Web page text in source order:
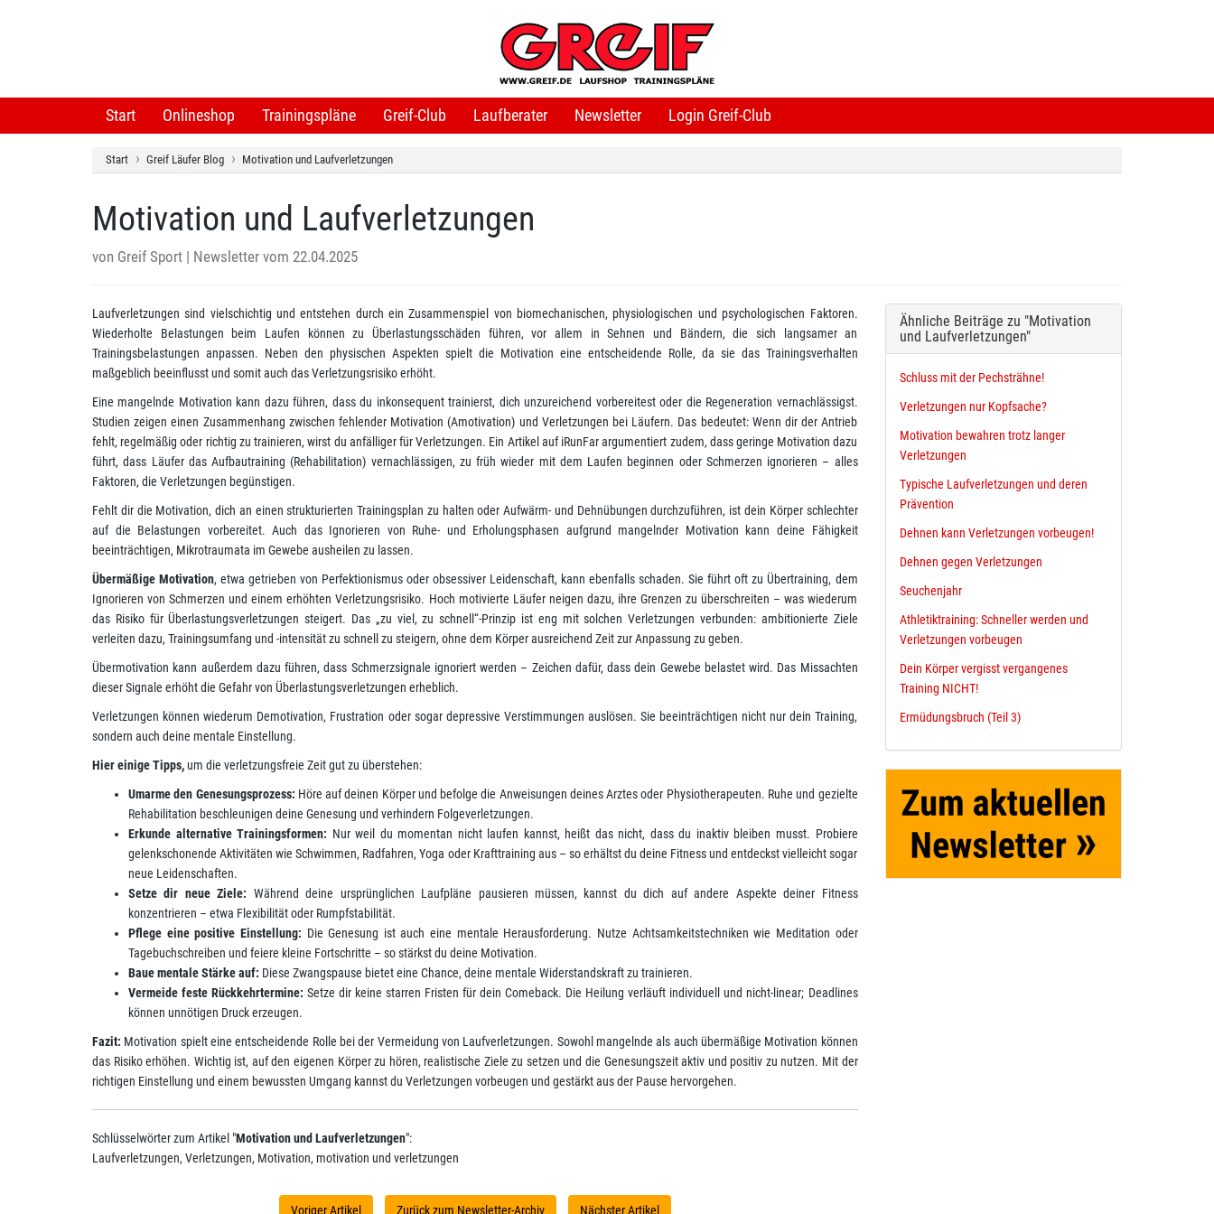
Start Onlineshop Trainingspläne Greif-Club Laufberater Newsletter Login Greif-Club
Start Greif Läufer Blog Motivation und Laufverletzungen
Motivation und Laufverletzungen
von Greif Sport | Newsletter vom 22.04.2025
Laufverletzungen sind vielschichtig und entstehen durch ein Zusammenspiel von biomechanischen, physiologischen und psychologischen Faktoren.
Wiederholte Belastungen beim Laufen können zu Überlastungsschäden führen, vor allem in Sehnen und Bändern, die sich langsamer an
Trainingsbelastungen anpassen. Neben den physischen Aspekten spielt die Motivation eine entscheidende Rolle, da sie das Trainingsverhalten
maßgeblich beeinflusst und somit auch das Verletzungsrisiko erhöht.
Eine mangelnde Motivation kann dazu führen, dass du inkonsequent trainierst, dich unzureichend vorbereitest oder die Regeneration vernachlässigst.
Studien zeigen einen Zusammenhang zwischen fehlender Motivation (Amotivation) und Verletzungen bei Läufern. Das bedeutet: Wenn dir der Antrieb
fehlt, regelmäßig oder richtig zu trainieren, wirst du anfälliger für Verletzungen. Ein Artikel auf iRunFar argumentiert zudem, dass geringe Motivation dazu
führt, dass Läufer das Aufbautraining (Rehabilitation) vernachlässigen, zu früh wieder mit dem Laufen beginnen oder Schmerzen ignorieren – alles
Faktoren, die Verletzungen begünstigen.
Fehlt dir die Motivation, dich an einen strukturierten Trainingsplan zu halten oder Aufwärm- und Dehnübungen durchzuführen, ist dein Körper schlechter
auf die Belastungen vorbereitet. Auch das Ignorieren von Ruhe- und Erholungsphasen aufgrund mangelnder Motivation kann deine Fähigkeit
beeinträchtigen, Mikrotraumata im Gewebe ausheilen zu lassen.
Übermäßige Motivation, etwa getrieben von Perfektionismus oder obsessiver Leidenschaft, kann ebenfalls schaden. Sie führt oft zu Übertraining, dem
Ignorieren von Schmerzen und einem erhöhten Verletzungsrisiko. Hoch motivierte Läufer neigen dazu, ihre Grenzen zu überschreiten – was wiederum
das Risiko für Überlastungsverletzungen steigert. Das „zu viel, zu schnell“-Prinzip ist eng mit solchen Verletzungen verbunden: ambitionierte Ziele
verleiten dazu, Trainingsumfang und -intensität zu schnell zu steigern, ohne dem Körper ausreichend Zeit zur Anpassung zu geben.
Übermotivation kann außerdem dazu führen, dass Schmerzsignale ignoriert werden – Zeichen dafür, dass dein Gewebe belastet wird. Das Missachten
dieser Signale erhöht die Gefahr von Überlastungsverletzungen erheblich.
Verletzungen können wiederum Demotivation, Frustration oder sogar depressive Verstimmungen auslösen. Sie beeinträchtigen nicht nur dein Training,
sondern auch deine mentale Einstellung.
Hier einige Tipps,um die verletzungsfreie Zeit gut zu überstehen:
Umarme den Genesungsprozess: Höre auf deinen Körper und befolge die Anweisungen deines Arztes oder Physiotherapeuten. Ruhe und gezielte
Rehabilitation beschleunigen deine Genesung und verhindern Folgeverletzungen.
Erkunde alternative Trainingsformen: Nur weil du momentan nicht laufen kannst, heißt das nicht, dass du inaktiv bleiben musst. Probiere
gelenkschonende Aktivitäten wie Schwimmen, Radfahren, Yoga oder Krafttraining aus – so erhältst du deine Fitness und entdeckst vielleicht sogar
neue Leidenschaften.
Setze dir neue Ziele: Während deine ursprünglichen Laufpläne pausieren müssen, kannst du dich auf andere Aspekte deiner Fitness
konzentrieren – etwa Flexibilität oder Rumpfstabilität.
Pflege eine positive Einstellung: Die Genesung ist auch eine mentale Herausforderung. Nutze Achtsamkeitstechniken wie Meditation oder
Tagebuchschreiben und feiere kleine Fortschritte – so stärkst du deine Motivation.
Baue mentale Stärke auf: Diese Zwangspause bietet eine Chance, deine mentale Widerstandskraft zu trainieren.
Vermeide feste Rückkehrtermine: Setze dir keine starren Fristen für dein Comeback. Die Heilung verläuft individuell und nicht-linear; Deadlines
können unnötigen Druck erzeugen.
Fazit: Motivation spielt eine entscheidende Rolle bei der Vermeidung von Laufverletzungen. Sowohl mangelnde als auch übermäßige Motivation können
das Risiko erhöhen. Wichtig ist, auf den eigenen Körper zu hören, realistische Ziele zu setzen und die Genesungszeit aktiv und positiv zu nutzen. Mit der
richtigen Einstellung und einem bewussten Umgang kannst du Verletzungen vorbeugen und gestärkt aus der Pause hervorgehen.
Schlüsselwörter zum Artikel "Motivation und Laufverletzungen":
Laufverletzungen, Verletzungen, Motivation, motivation und verletzungen
Voriger Artikel Zurück zum Newsletter-Archiv Nächster Artikel
Ähnliche Beiträge zu "Motivation
und Laufverletzungen"
Schluss mit der Pechsträhne!
Verletzungen nur Kopfsache?
Motivation bewahren trotz langer
Verletzungen
Typische Laufverletzungen und deren
Prävention
Dehnen kann Verletzungen vorbeugen!
Dehnen gegen Verletzungen
Seuchenjahr
Athletiktraining: Schneller werden und
Verletzungen vorbeugen
Dein Körper vergisst vergangenes
Training NICHT!
Ermüdungsbruch (Teil 3)